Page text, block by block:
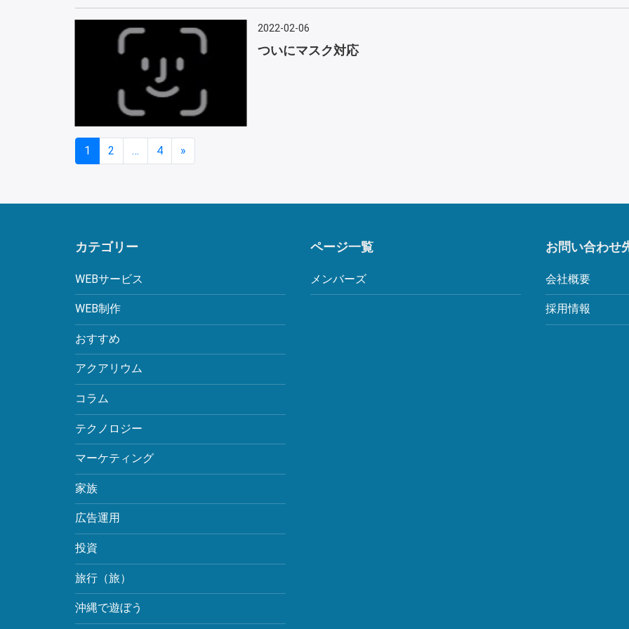
2022-02-06
ついにマスク対応
1 2 … 4 »
カテゴリー
WEBサービス
WEB制作
おすすめ
アクアリウム
コラム
テクノロジー
マーケティング
家族
広告運用
投資
旅行（旅）
沖縄で遊ぼう
ページ一覧
メンバーズ
お問い合わせ
会社概要
採用情報